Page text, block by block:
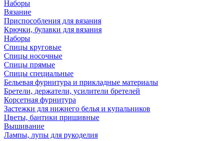
Наборы
Вязание
Приспособления для вязания
Крючки, булавки для вязания
Наборы
Спицы круговые
Спицы носочные
Спицы прямые
Спицы специальные
Бельевая фурнитура и прикладные материалы
Бретели, держатели, усилители бретелей
Корсетная фурнитура
Застежки для нижнего белья и купальников
Цветы, бантики пришивные
Вышивание
Лампы, лупы для рукоделия